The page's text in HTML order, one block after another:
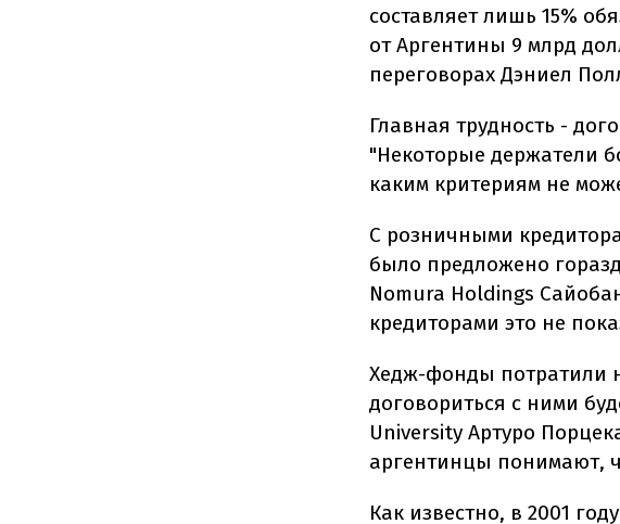
составляет лишь 15%
от Аргентины 9 млрд
переговорах Дэниел
Главная трудность -
"Некоторые держатели
каким критериям не
С розничными
было предложено
Nomura Holdings
кредиторами это не
Хедж-фонды потратили
договориться с ними
University Артуро
аргентинцы понимают,
Как известно, в 2001